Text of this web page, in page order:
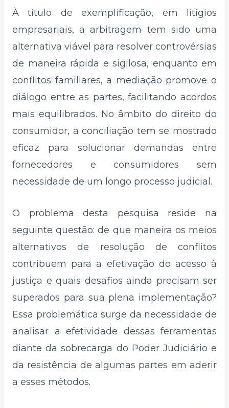
À título de exemplificação, em litígios
empresariais, a arbitragem tem sido uma
alternativa viável para resolver controvérsias
de maneira rápida e sigilosa, enquanto em
conflitos familiares, a mediação promove o
diálogo entre as partes, facilitando acordos
mais equilibrados. No âmbito do direito do
consumidor, a conciliação tem se mostrado
eficaz para solucionar demandas entre
fornecedores e consumidores sem
necessidade de um longo processo judicial.
O problema desta pesquisa reside na
seguinte questão: de que maneira os meios
alternativos de resolução de conflitos
contribuem para a efetivação do acesso à
justiça e quais desafios ainda precisam ser
superados para sua plena implementação?
Essa problemática surge da necessidade de
analisar a efetividade dessas ferramentas
diante da sobrecarga do Poder Judiciário e
da resistência de algumas partes em aderir
a esses métodos.